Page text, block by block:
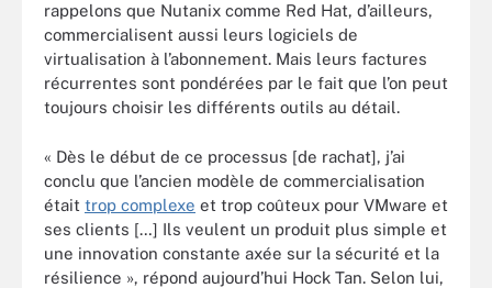
rappelons que Nutanix comme Red Hat, d’ailleurs,
commercialisent aussi leurs logiciels de
virtualisation à l’abonnement. Mais leurs factures
récurrentes sont pondérées par le fait que l’on peut
toujours choisir les différents outils au détail.
« Dès le début de ce processus [de rachat], j’ai
conclu que l’ancien modèle de commercialisation
était trop complexe et trop coûteux pour VMware et
ses clients […] Ils veulent un produit plus simple et
une innovation constante axée sur la sécurité et la
résilience », répond aujourd’hui Hock Tan. Selon lui,